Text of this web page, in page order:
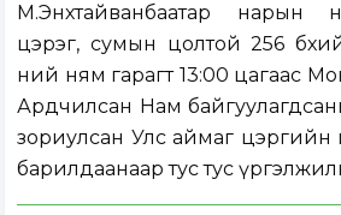
М.Энхтайванбаатар нарын
цэрэг, сумын цолтой 256
ний ням гарагт 13:00 цагаас
Ардчилсан Нам
зориулсан Улс аймаг цэргийн
барилдаанаар тус тус